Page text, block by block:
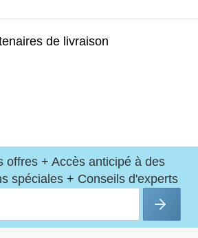
de livraison
offres + Accès anticipé à des
spéciales + Conseils d'experts